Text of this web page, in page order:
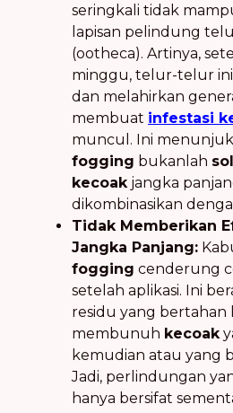
seringkali tidak
lapisan pelindung
(ootheca). Artinya,
minggu, telur-telur
dan melahirkan
membuat infestasi
muncul. Ini
fogging bukanlah
kecoakjangka
dikombinasikan
Tidak Memberikan
Jangka Panjang:
fogging cenderung
setelah aplikasi. Ini
residu yang
membunuh kecoak
kemudian atau yang
Jadi, perlindungan
hanya bersifat